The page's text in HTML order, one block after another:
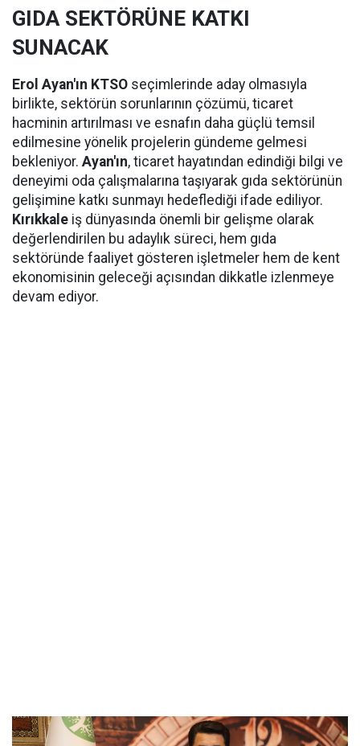
GIDA SEKTÖRÜNE KATKI
SUNACAK
Erol Ayan'ın KTSO seçimlerinde aday olmasıyla
birlikte, sektörün sorunlarının çözümü, ticaret
hacminin artırılması ve esnafın daha güçlü temsil
edilmesine yönelik projelerin gündeme gelmesi
bekleniyor. Ayan'ın, ticaret hayatından edindiği bilgi ve
deneyimi oda çalışmalarına taşıyarak gıda sektörünün
gelişimine katkı sunmayı hedeflediği ifade ediliyor.
Kırıkkale iş dünyasında önemli bir gelişme olarak
değerlendirilen bu adaylık süreci, hem gıda
sektöründe faaliyet gösteren işletmeler hem de kent
ekonomisinin geleceği açısından dikkatle izlenmeye
devam ediyor.